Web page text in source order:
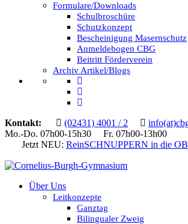
Formulare/Downloads
Schulbroschüre
Schutzkonzept
Bescheinigung Masernschutz
Anmeldebogen CBG
Beitritt Förderverein
Archiv Artikel/Blogs
Kontakt: (02431) 4001 / 2
Mo.-Do. 07h00-15h30 Fr. 07h00-
Jetzt NEU: ReinSCHNUPPERN in die
Über Uns
Leitkonzepte
Ganztag
Bilingualer Zweig